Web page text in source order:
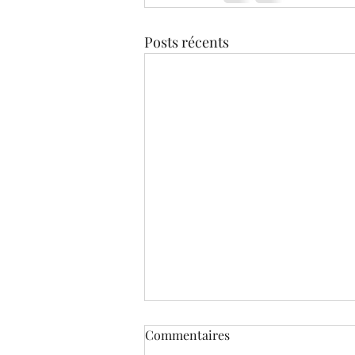
Posts récents
Commentaires